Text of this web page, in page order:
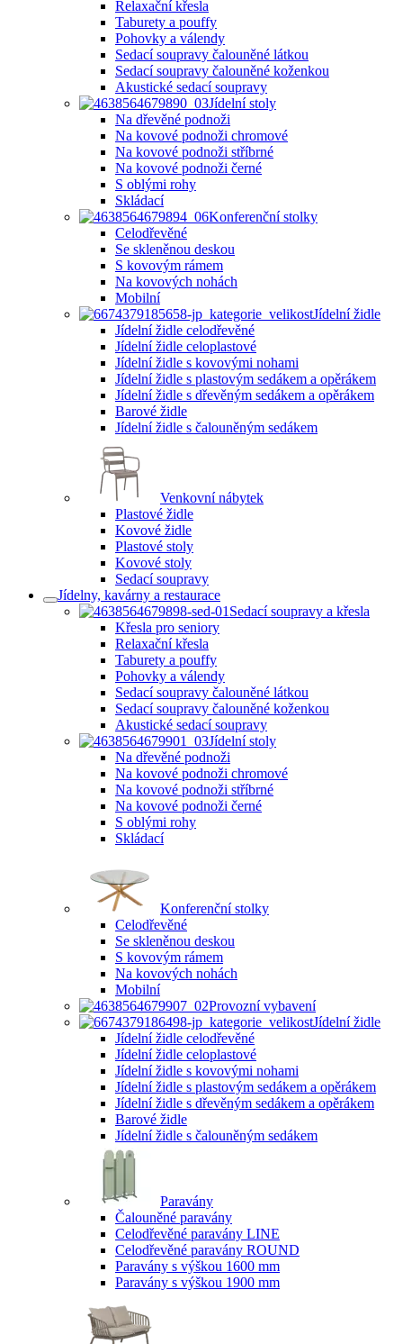
Relaxační křesla
Taburety a pouffy
Pohovky a válendy
Sedací soupravy čalouněné látkou
Sedací soupravy čalouněné koženkou
Akustické sedací soupravy
Jídelní stoly
Na dřevěné podnoži
Na kovové podnoži chromové
Na kovové podnoži stříbrné
Na kovové podnoži černé
S oblými rohy
Skládací
Konferenční stolky
Celodřevěné
Se skleněnou deskou
S kovovým rámem
Na kovových nohách
Mobilní
Jídelní židle
Jídelní židle celodřevěné
Jídelní židle celoplastové
Jídelní židle s kovovými nohami
Jídelní židle s plastovým sedákem a opěrákem
Jídelní židle s dřevěným sedákem a opěrákem
Barové židle
Jídelní židle s čalouněným sedákem
Venkovní nábytek
Plastové židle
Kovové židle
Plastové stoly
Kovové stoly
Sedací soupravy
Jídelny, kavárny a restaurace
Sedací soupravy a křesla
Křesla pro seniory
Relaxační křesla
Taburety a pouffy
Pohovky a válendy
Sedací soupravy čalouněné látkou
Sedací soupravy čalouněné koženkou
Akustické sedací soupravy
Jídelní stoly
Na dřevěné podnoži
Na kovové podnoži chromové
Na kovové podnoži stříbrné
Na kovové podnoži černé
S oblými rohy
Skládací
Konferenční stolky
Celodřevěné
Se skleněnou deskou
S kovovým rámem
Na kovových nohách
Mobilní
Provozní vybavení
Jídelní židle
Jídelní židle celodřevěné
Jídelní židle celoplastové
Jídelní židle s kovovými nohami
Jídelní židle s plastovým sedákem a opěrákem
Jídelní židle s dřevěným sedákem a opěrákem
Barové židle
Jídelní židle s čalouněným sedákem
Paravány
Čalouněné paravány
Celodřevěné paravány LINE
Celodřevěné paravány ROUND
Paravány s výškou 1600 mm
Paravány s výškou 1900 mm